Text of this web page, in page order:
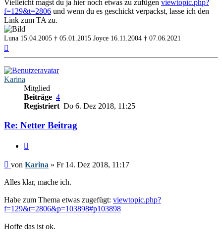
Vielleicht magst du ja hier noch etwas zu zufügen viewtopic.php?
f=129&t=2806 und wenn du es geschickt verpackst, lasse ich den
Link zum TA zu.
Luna 15.04.2005 † 05.01.2015 Joyce 16.11.2004 † 07.06.2021
Karina
Mitglied
Beiträge 4
Registriert Do 6. Dez 2018, 11:25
Re: Netter Beitrag
Beitrag
von Karina » Fr 14. Dez 2018, 11:17
Alles klar, mache ich.
Habe zum Thema etwas zugefügt: viewtopic.php?
f=129&t=2806&p=103898#p103898
Hoffe das ist ok.